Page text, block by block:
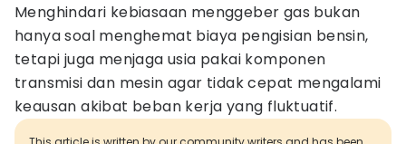
Menghindari kebiasaan menggeber gas bukan
hanya soal menghemat biaya pengisian bensin,
tetapi juga menjaga usia pakai komponen
transmisi dan mesin agar tidak cepat mengalami
keausan akibat beban kerja yang fluktuatif.